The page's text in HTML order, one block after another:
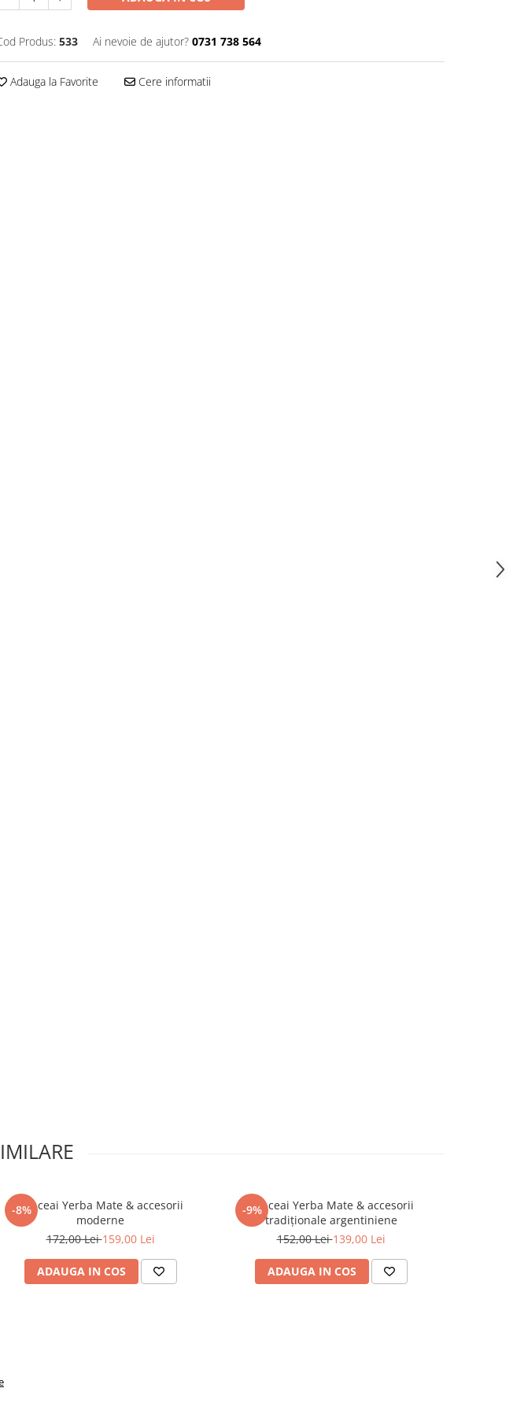
Produs: 533 Ai nevoie de ajutor? 0731 738 564
Adauga la Favorite Cere informatii
-8%
Set ceai Yerba Mate & accesorii
moderne
172,00 Lei159,00 Lei
ADAUGA IN COS
-9%
Set ceai Yerba Mate & accesorii
tradiționale argentiniene
152,00 Lei139,00 Lei
ADAUGA IN COS